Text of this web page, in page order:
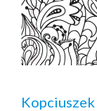
Kopciuszek